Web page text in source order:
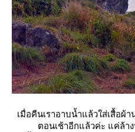
เมื่อคืนเราอาบน้ำแล้วใส่เสื้อผ้
ตอนเช้าอีกแล้วค่ะ แค่ล้า